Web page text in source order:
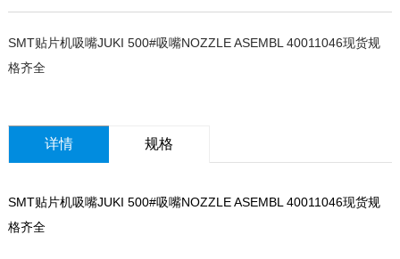
SMT贴片机吸嘴JUKI 500#吸嘴NOZZLE ASEMBL 40011046现货规
格齐全
详情 规格
SMT贴片机吸嘴JUKI 500#吸嘴NOZZLE ASEMBL 40011046现货规
格齐全